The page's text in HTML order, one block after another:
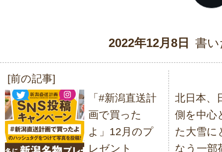
2022年12月8日 書
投
稿
ナ
ビ
[前の記事]
「#新潟直送計
画で買った
よ」12月のプ
レゼント
北日本、
側を中心
た大雪に
なう一部